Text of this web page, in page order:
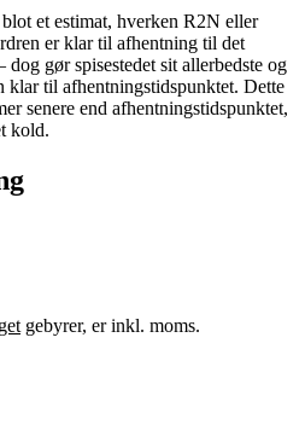
et estimat, hverken R2N eller
er klar til afhentning til det
gør spisestedet sit allerbedste og
klar til afhentningstidspunktet. Dette
senere end afhentningstidspunktet,
kold.
gebyrer, er inkl. moms.